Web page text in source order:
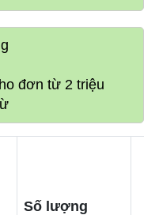
đơn từ 2 triệu
Số lượng